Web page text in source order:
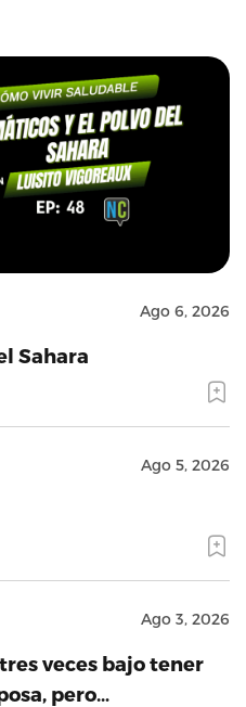
Ago 6, 2026
Sahara
Ago 5, 2026
Ago 3, 2026
veces bajo tener
pero…